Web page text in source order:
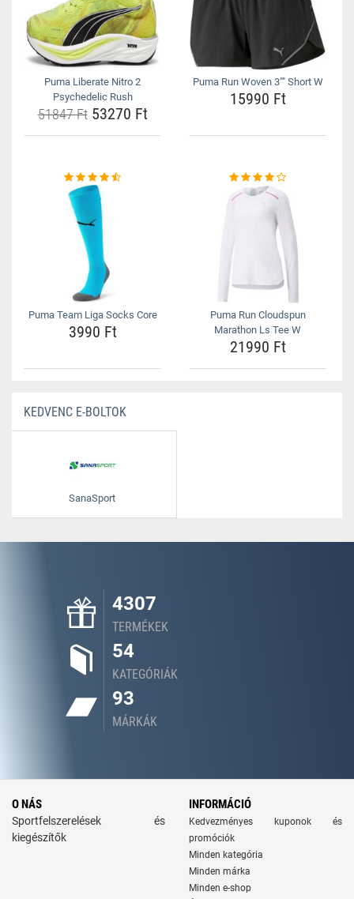
Puma Liberate Nitro 2
Psychedelic Rush
51847 Ft53270 Ft
Puma Run Woven 3"" Short W
15990 Ft
Puma Team Liga Socks Core
3990 Ft
Puma Run Cloudspun
Marathon Ls Tee W
21990 Ft
KEDVENC E-BOLTOK
SanaSport
4307
TERMÉKEK
54
KATEGÓRIÁK
93
MÁRKÁK
O NÁS
Sportfelszerelések és
kiegészítők
INFORMÁCIÓ
Kedvezményes kuponok és
promóciók
Minden kategória
Minden márka
Minden e-shop